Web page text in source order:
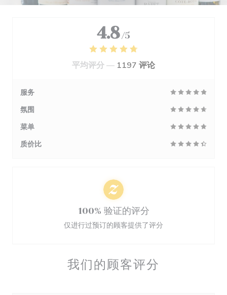
我们的顾客评分
4.8 /5
平均评分 — 1197 评论
服务
氛围
菜单
质价比
100% 验证的评分
仅进行过预订的顾客提供了评分